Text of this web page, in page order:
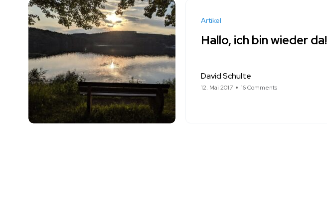
Artikel
Hallo, ich bin wieder da!
David Schulte
12. Mai 2017 16 Comments